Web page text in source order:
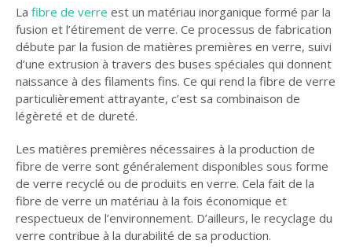
La fibre de verre est un matériau inorganique formé par la
fusion et l’étirement de verre. Ce processus de fabrication
débute par la fusion de matières premières en verre, suivi
d’une extrusion à travers des buses spéciales qui donnent
naissance à des filaments fins. Ce qui rend la fibre de verre
particulièrement attrayante, c’est sa combinaison de
légèreté et de dureté.
Les matières premières nécessaires à la production de
fibre de verre sont généralement disponibles sous forme
de verre recyclé ou de produits en verre. Cela fait de la
fibre de verre un matériau à la fois économique et
respectueux de l’environnement. D’ailleurs, le recyclage du
verre contribue à la durabilité de sa production.